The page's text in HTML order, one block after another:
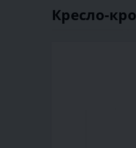
Кресло-